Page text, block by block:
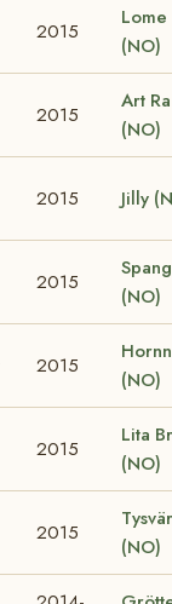
2015
(NO)
2015
Art
(NO)
2015 Jilly
2015
(NO)
2015
(NO)
2015
Lita
(NO)
2015
(NO)